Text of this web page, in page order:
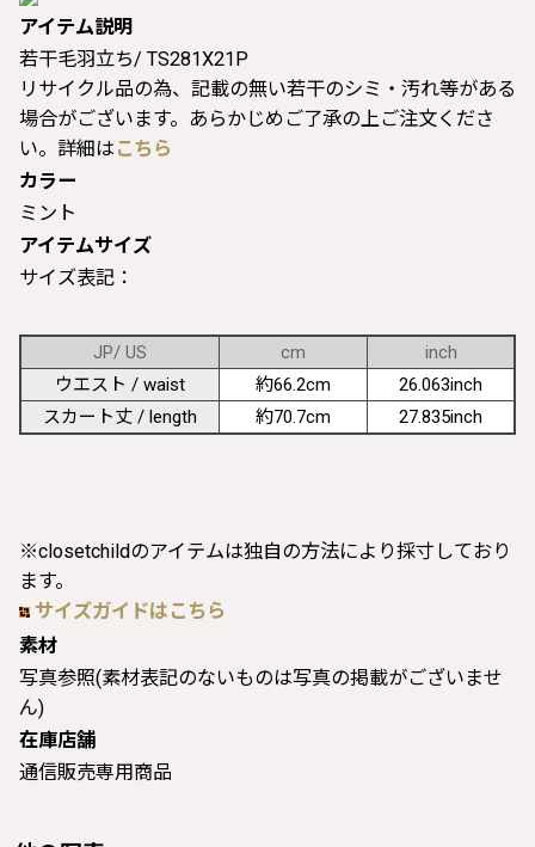
アイテム説明
若干毛羽立ち/ TS281X21P
リサイクル品の為、記載の無い若干のシミ・汚れ等がある
場合がございます。あらかじめご了承の上ご注文くださ
い。詳細は こちら
カラー
ミント
アイテムサイズ
サイズ表記：
JP/ US cm
inch
ウエスト / waist
約66.2cm
26.063inch
スカート丈 / length
約70.7cm 27.835inch
※closetchildのアイテムは独自の方法により採寸しており
ます。
サイズガイドはこちら
素材
写真参照(素材表記のないものは写真の掲載がございませ
ん)
在庫店舗
通信販売専用商品